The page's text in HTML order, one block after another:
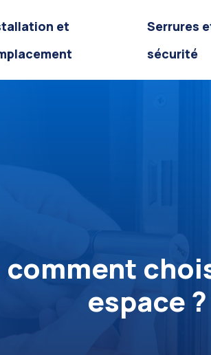
et
Serrures
sécurité
espace ?